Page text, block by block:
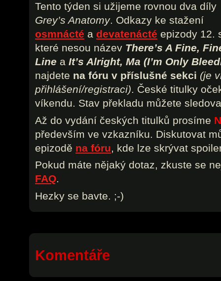
Tento týden si užijeme rovnou dva díly
Grey’s Anatomy. Odkazy ke stažení
osmnácté a devatenácté epizody 12.
které nesou název There’s A Fine,
Line a It’s Alright, Ma (I’m Only
najdete na fóru v příslušné sekci (je
přihlášení/registraci). České titulky
víkendu. Stav překladu můžete
Až do vydání českých titulků prosíme
především ve vzkazníku. Diskutovat
epizodě na fóru, kde lze skrývat
Pokud máte nějaký dotaz, zkuste se
FAQ.
Hezky se bavte. ;-)
Komentáře